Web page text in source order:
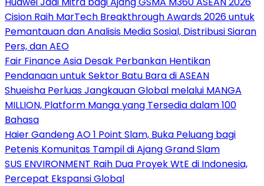
Cision Raih MarTech Breakthrough Awards 2026 untuk
Pemantauan dan Analisis Media Sosial, Distribusi Siaran
Pers, dan AEO
Fair Finance Asia Desak Perbankan Hentikan
Pendanaan untuk Sektor Batu Bara di ASEAN
Shueisha Perluas Jangkauan Global melalui MANGA
MILLION, Platform Manga yang Tersedia dalam 100
Bahasa
Haier Gandeng AO 1 Point Slam, Buka Peluang bagi
Petenis Komunitas Tampil di Ajang Grand Slam
SUS ENVIRONMENT Raih Dua Proyek WtE di Indonesia,
Percepat Ekspansi Global